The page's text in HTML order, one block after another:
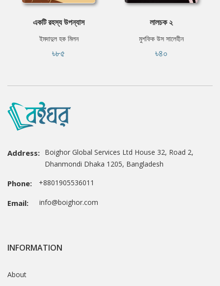
একটি রহস্য উপন্যাস
ইমদাদুল হক মিলন
৳৮৫
লালচক ২
মুশফিক উস সালেহীন
৳৪০
Address: Boighor Global Services Ltd House 32, Road 2,
Dhanmondi Dhaka 1205, Bangladesh
Phone: +8801905536011
Email: info@boighor.com
INFORMATION
About